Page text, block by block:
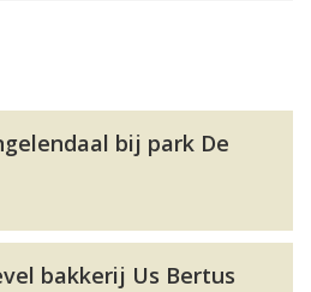
bij park De
bakkerij Us Bertus